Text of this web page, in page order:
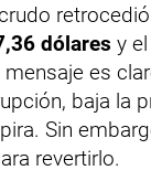
dólares y
mensaje es
baja la
Sin
revertirlo.